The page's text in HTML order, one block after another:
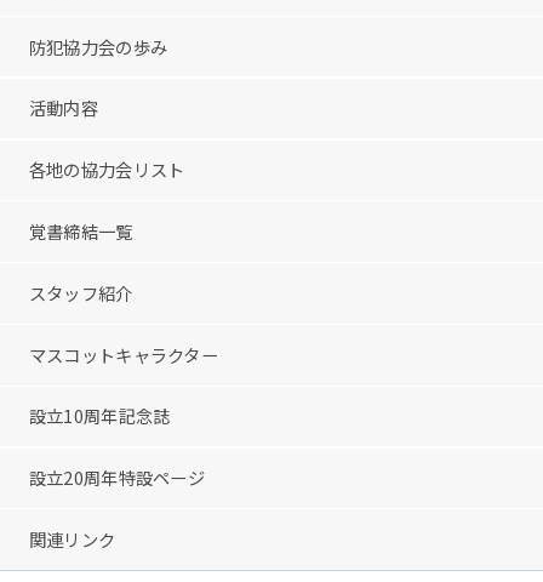
防犯協力会の歩み
活動内容
各地の協力会リスト
覚書締結一覧
スタッフ紹介
マスコットキャラクター
設立10周年記念誌
設立20周年特設ページ
関連リンク